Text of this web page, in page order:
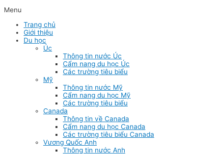
Menu
Trang chủ
Giới thiệu
Du học
Úc
Thông tin nước Úc
Cẩm nang du học Úc
Các trường tiêu biểu
Mỹ
Thông tin nước Mỹ
Cẩm nang du học Mỹ
Các trường tiêu biểu
Canada
Thông tin về Canada
Cẩm nang du học Canada
Các trường tiêu biểu Canada
Vương Quốc Anh
Thông tin nước Anh